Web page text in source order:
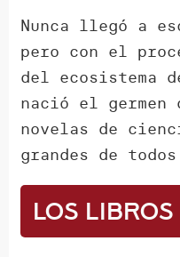
Nunca llegó a
pero con el
del ecosistema
nació el germen
novelas de
grandes de
Los libros